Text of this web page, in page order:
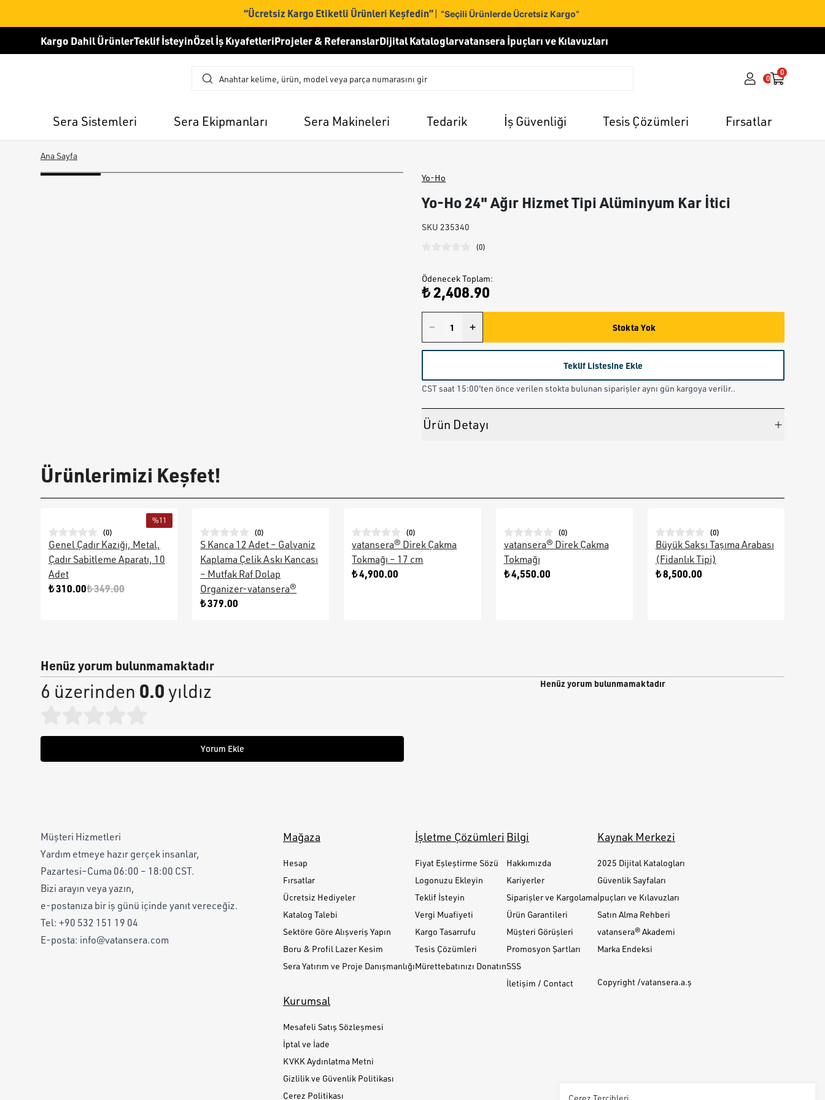
Çerez Tercihleri
“Ücretsiz Kargo Etiketli Ürünleri Keşfedin”| “Seçili Ürünlerde Ücretsiz Kargo”
Kargo Dahil ÜrünlerTeklif İsteyinÖzel İş KıyafetleriProjeler & ReferanslarDijital Kataloglarvatansera İpuçları ve Kılavuzları
0
0
Sera Sistemleri Sera Ekipmanları Sera Makineleri Tedarik İş Güvenliği Tesis Çözümleri Fırsatlar
Ana Sayfa
Yo-Ho
Yo-Ho 24" Ağır Hizmet Tipi Alüminyum Kar İtici
SKU 235340
(0)
Ödenecek Toplam:
₺ 2,408.90
Stokta Yok
Teklif Listesine Ekle
CST saat 15:00'ten önce verilen stokta bulunan siparişler aynı gün kargoya verilir..
Ürün Detayı
Ürünlerimizi Keşfet!
%11
(0)
Genel Çadır Kazığı, Metal,
Çadır Sabitleme Aparatı, 10
Adet
₺ 310.00₺ 349.00
(0)
S Kanca 12 Adet – Galvaniz
Kaplama Çelik Askı Kancası
– Mutfak Raf Dolap
Organizer-vatansera®
₺ 379.00
(0)
vatansera® Direk Çakma
Tokmağı – 17 cm
₺ 4,900.00
(0)
vatansera® Direk Çakma
Tokmağı
₺ 4,550.00
(0)
Büyük Saksı Taşıma Arabası
(Fidanlık Tipi)
₺ 8,500.00
Henüz yorum bulunmamaktadır
6 üzerinden 0.0yıldız
Yorum Ekle
Henüz yorum bulunmamaktadır
Müşteri Hizmetleri
Yardım etmeye hazır gerçek insanlar,
Pazartesi–Cuma 06:00 – 18:00 CST.
Bizi arayın veya yazın,
e-postanıza bir iş günü içinde yanıt vereceğiz.
Tel: +90 532 151 19 04
E-posta: info@vatansera.com
Mağaza
Hesap
Fırsatlar
Ücretsiz Hediyeler
Katalog Talebi
Sektöre Göre Alışveriş Yapın
Boru & Profil Lazer Kesim
Sera Yatırım ve Proje Danışmanlığı
İşletme Çözümleri
Fiyat Eşleştirme Sözü
Logonuzu Ekleyin
Teklif İsteyin
Vergi Muafiyeti
Kargo Tasarrufu
Tesis Çözümleri
Mürettebatınızı Donatın
Bilgi
Hakkımızda
Kariyerler
Siparişler ve Kargolama
Ürün Garantileri
Müşteri Görüşleri
Promosyon Şartları
SSS
İletişim / Contact
Kaynak Merkezi
2025 Dijital Katalogları
Güvenlik Sayfaları
İpuçları ve Kılavuzları
Satın Alma Rehberi
vatansera® Akademi
Marka Endeksi
Copyright /vatansera.a.ş
Kurumsal
Mesafeli Satış Sözleşmesi
İptal ve İade
KVKK Aydınlatma Metni
Gizlilik ve Güvenlik Politikası
Çerez Politikası